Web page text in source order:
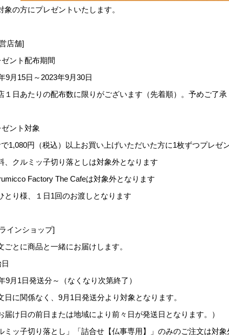
象の方にプレゼントいたします。
店舗]
ント配布期間
9月15日～2023年9月30日
１日あたりの配布数に限りがございます（先着順）。予めご了承
ント対象
1,080円（税込）以上お買い上げいただいた方に1枚ずつプレゼ
、クルミッ子切り落としは対象外となります
Factory The Cafeは対象外となります
とり様、１日1回のお渡しとなります
インショップ]
ごとに商品と一緒にお届けします。
9月1日発送分～（なくなり次第終了）
日に関係なく、9月1日発送分より対象となります。
け日の前日または地域により前々日が発送日となります。）
ミッ子切り落とし」「詰合せ【仏事専用】」のみのご注文は対